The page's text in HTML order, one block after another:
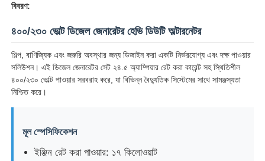
বিবরণ:
৪০০/২৩০ ভোল্ট ডিজেল জেনারেটর হেভি ডিউটি অল্টারনেটর
শিল্প, বাণিজ্যিক এবং জরুরি অবস্থার জন্য ডিজাইন করা একটি নির্ভরযোগ্য এবং দক্ষ পাওয়ার
সলিউশন। এই ডিজেল জেনারেটর সেট ২৪.৫ অ্যাম্পিয়ার রেট করা কারেন্ট সহ স্থিতিশীল
৪০০/২৩০ ভোল্ট পাওয়ার সরবরাহ করে, যা বিভিন্ন বৈদ্যুতিক সিস্টেমের সাথে সামঞ্জস্যতা
নিশ্চিত করে।
মূল স্পেসিফিকেশন
ইঞ্জিন রেট করা পাওয়ার: ১৭ কিলোওয়াট